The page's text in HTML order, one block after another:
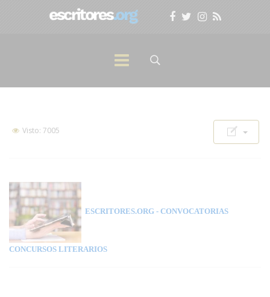
Visto: 7005
ESCRITORES.ORG - CONVOCATORIAS
CONCURSOS LITERARIOS